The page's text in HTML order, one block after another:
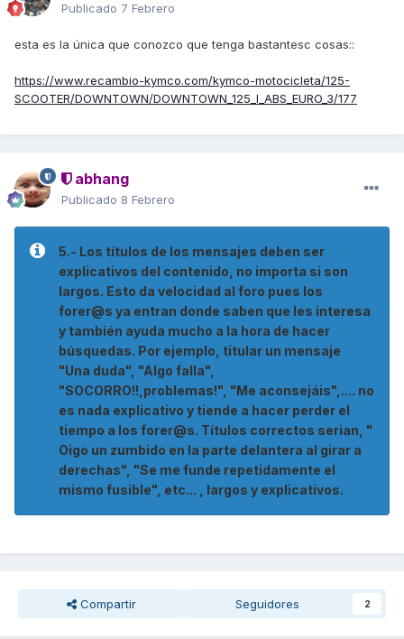
Publicado 7 Febrero
esta es la única que conozco que tenga bastantesc cosas::
https://www.recambio-kymco.com/kymco-motocicleta/125-
SCOOTER/DOWNTOWN/DOWNTOWN_125_I_ABS_EURO_3/177
abhang
Publicado 8 Febrero
5.- Los títulos de los mensajes deben ser
explicativos del contenido, no importa si son
largos. Esto da velocidad al foro pues los
forer@s ya entran donde saben que les interesa
y también ayuda mucho a la hora de hacer
búsquedas. Por ejemplo, titular un mensaje
"Una duda", "Algo falla",
"SOCORRO!!,problemas!", "Me aconsejáis",.... no
es nada explicativo y tiende a hacer perder el
tiempo a los forer@s. Títulos correctos serian, "
Oigo un zumbido en la parte delantera al girar a
derechas", "Se me funde repetidamente el
mismo fusible", etc... , largos y explicativos.
Compartir Seguidores 2